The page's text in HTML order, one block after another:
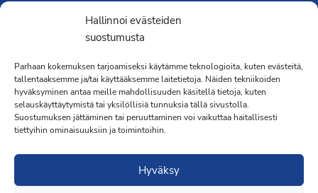
Hallinnoi evästeiden
suostumusta
Parhaan kokemuksen tarjoamiseksi käytämme teknologioita, kuten evästeitä,
tallentaaksemme ja/tai käyttääksemme laitetietoja. Näiden tekniikoiden
hyväksyminen antaa meille mahdollisuuden käsitellä tietoja, kuten
selauskäyttäytymistä tai yksilöllisiä tunnuksia tällä sivustolla.
Suostumuksen jättäminen tai peruuttaminen voi vaikuttaa haitallisesti
tiettyihin ominaisuuksiin ja toimintoihin.
Hyväksy
Yhdistyksen toimisto
Laivapojankatu 3 C, 00180 Helsinki
toimisto@propo.fi
Saavutettavuusseloste »
Toiminnanjohtaja